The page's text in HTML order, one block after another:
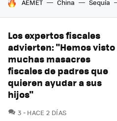
HOY SE HABLA DE
AEMET China Sequía
Los expertos fiscales
advierten: "Hemos visto
muchas masacres
fiscales de padres que
quieren ayudar a sus
hijos"
3 COMENTARIOS
HACE 2 DÍAS